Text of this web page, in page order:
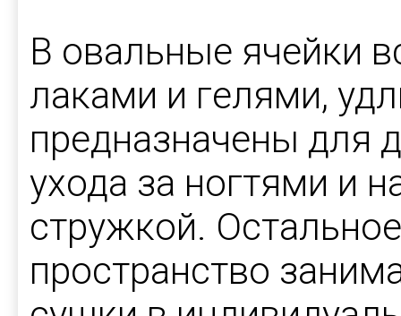
В овальные ячейки
лаками и гелями,
предназначены для
ухода за ногтями и
стружкой.
пространство